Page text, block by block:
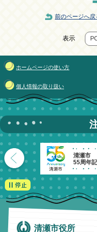
前のページへ戻
表示
ホームページの使い方
個人情報の取り扱い
清瀬市
55周年
清瀬市役所